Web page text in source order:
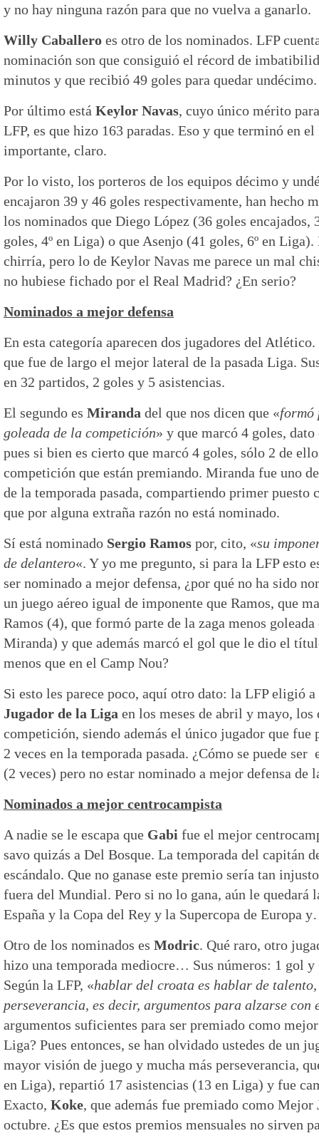
y no hay ninguna razón para que no vuelva a ganarlo.
Willy Caballero es otro de los nominados. LFP
nominación son que consiguió el récord de
minutos y que recibió 49 goles para quedar undécimo.
Por último está Keylor Navas, cuyo único mérito
LFP, es que hizo 163 paradas. Eso y que terminó en
importante, claro.
Por lo visto, los porteros de los equipos décimo y
encajaron 39 y 46 goles respectivamente, han hecho
los nominados que Diego López (36 goles encajados,
goles, 4º en Liga) o que Asenjo (41 goles, 6º en
chirría, pero lo de Keylor Navas me parece un mal
no hubiese fichado por el Real Madrid? ¿En serio?
Nominados a mejor defensa
En esta categoría aparecen dos jugadores del
que fue de largo el mejor lateral de la pasada Liga.
en 32 partidos, 2 goles y 5 asistencias.
El segundo es Miranda del que nos dicen que «formó
goleada de la competición» y que marcó 4 goles,
pues si bien es cierto que marcó 4 goles, sólo 2 de
competición que están premiando. Miranda fue uno
de la temporada pasada, compartiendo primer puesto
que por alguna extraña razón no está nominado.
Sí está nominado Sergio Ramos por, cito, «su
de delantero«. Y yo me pregunto, si para la LFP esto
ser nominado a mejor defensa, ¿por qué no ha sido
un juego aéreo igual de imponente que Ramos, que
Ramos (4), que formó parte de la zaga menos
Miranda) y que además marcó el gol que le dio el
menos que en el Camp Nou?
Si esto les parece poco, aquí otro dato: la LFP eligió
Jugador de la Liga en los meses de abril y mayo,
competición, siendo además el único jugador que fue
2 veces en la temporada pasada. ¿Cómo se puede
(2 veces) pero no estar nominado a mejor defensa de
Nominados a mejor centrocampista
A nadie se le escapa que Gabi fue el mejor
savo quizás a Del Bosque. La temporada del capitán
escándalo. Que no ganase este premio sería tan
fuera del Mundial. Pero si no lo gana, aún le quedará
España y la Copa del Rey y la Supercopa de Europa
Otro de los nominados es Modric. Qué raro, otro
hizo una temporada mediocre… Sus números: 1 gol y
Según la LFP, «hablar del croata es hablar de
perseverancia, es decir, argumentos para alzarse con
argumentos suficientes para ser premiado como
Liga? Pues entonces, se han olvidado ustedes de un
mayor visión de juego y mucha más perseverancia,
en Liga), repartió 17 asistencias (13 en Liga) y fue
Exacto, Koke, que además fue premiado como Mejor
octubre. ¿Es que estos premios mensuales no sirven